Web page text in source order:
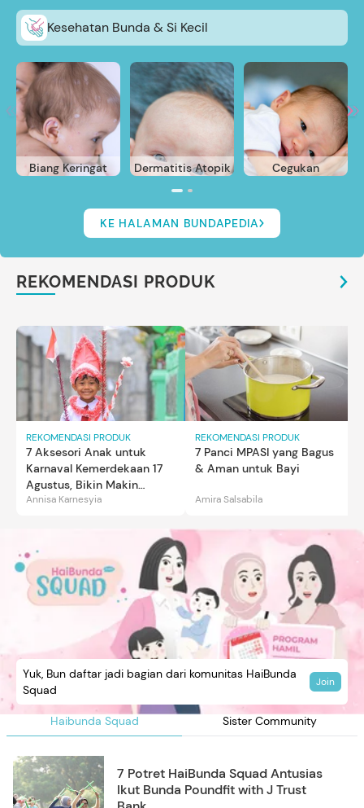
Kesehatan Bunda & Si Kecil
Biang Keringat Dermatitis Atopik Cegukan
KE HALAMAN BUNDAPEDIA
REKOMENDASI PRODUK
REKOMENDASI PRODUK
7 Aksesori Anak untuk
Karnaval Kemerdekaan 17
Agustus, Bikin Makin
Gemas
Annisa Karnesyia
REKOMENDASI PRODUK
7 Panci MPASI yang Bagus
& Aman untuk Bayi
Amira Salsabila
Haibunda Squad Sister Community
Yuk, Bun daftar jadi bagian dari komunitas HaiBunda
Squad
Join
7 Potret HaiBunda Squad Antusias
Ikut Bunda Poundfit with J Trust